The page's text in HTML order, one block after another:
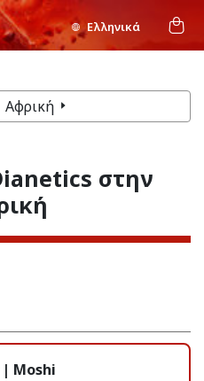
Ελληνικά
Αφρική
στην
Moshi